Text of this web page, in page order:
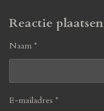
Reactie plaatsen
Naam *
E-mailadres *